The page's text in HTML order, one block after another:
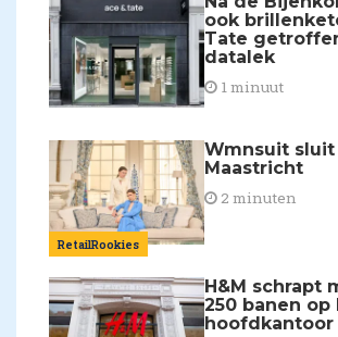
ook
Tate
datalek
1 minuut
RetailRookies
Wmnsuit
Maastricht
2 minuten
H&M schrapt
250 banen op
hoofdkantoor